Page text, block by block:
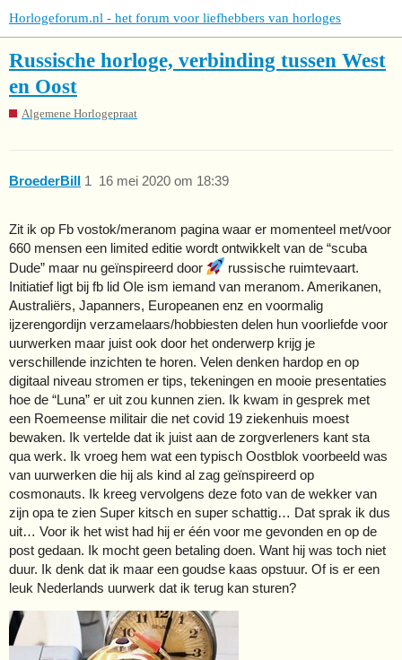
Horlogeforum.nl - het forum voor liefhebbers van horloges
Russische horloge, verbinding tussen West
en Oost
Algemene Horlogepraat
BroederBill 16 mei 2020 om 18:39
1
Zit ik op Fb vostok/meranom pagina waar er momenteel met/voor
660 mensen een limited editie wordt ontwikkelt van de “scuba
Dude” maar nu geïnspireerd door
russische ruimtevaart.
Initiatief ligt bij fb lid Ole ism iemand van meranom. Amerikanen,
Australiërs, Japanners, Europeanen enz en voormalig
ijzerengordijn verzamelaars/hobbiesten delen hun voorliefde voor
uurwerken maar juist ook door het onderwerp krijg je
verschillende inzichten te horen. Velen denken hardop en op
digitaal niveau stromen er tips, tekeningen en mooie presentaties
hoe de “Luna” er uit zou kunnen zien. Ik kwam in gesprek met
een Roemeense militair die net covid 19 ziekenhuis moest
bewaken. Ik vertelde dat ik juist aan de zorgverleners kant sta
qua werk. Ik vroeg hem wat een typisch Oostblok voorbeeld was
van uurwerken die hij als kind al zag geïnspireerd op
cosmonauts. Ik kreeg vervolgens deze foto van de wekker van
zijn opa te zien Super kitsch en super schattig… Dat sprak ik dus
uit… Voor ik het wist had hij er één voor me gevonden en op de
post gedaan. Ik mocht geen betaling doen. Want hij was toch niet
duur. Ik denk dat ik maar een goudse kaas opstuur. Of is er een
leuk Nederlands uurwerk dat ik terug kan sturen?